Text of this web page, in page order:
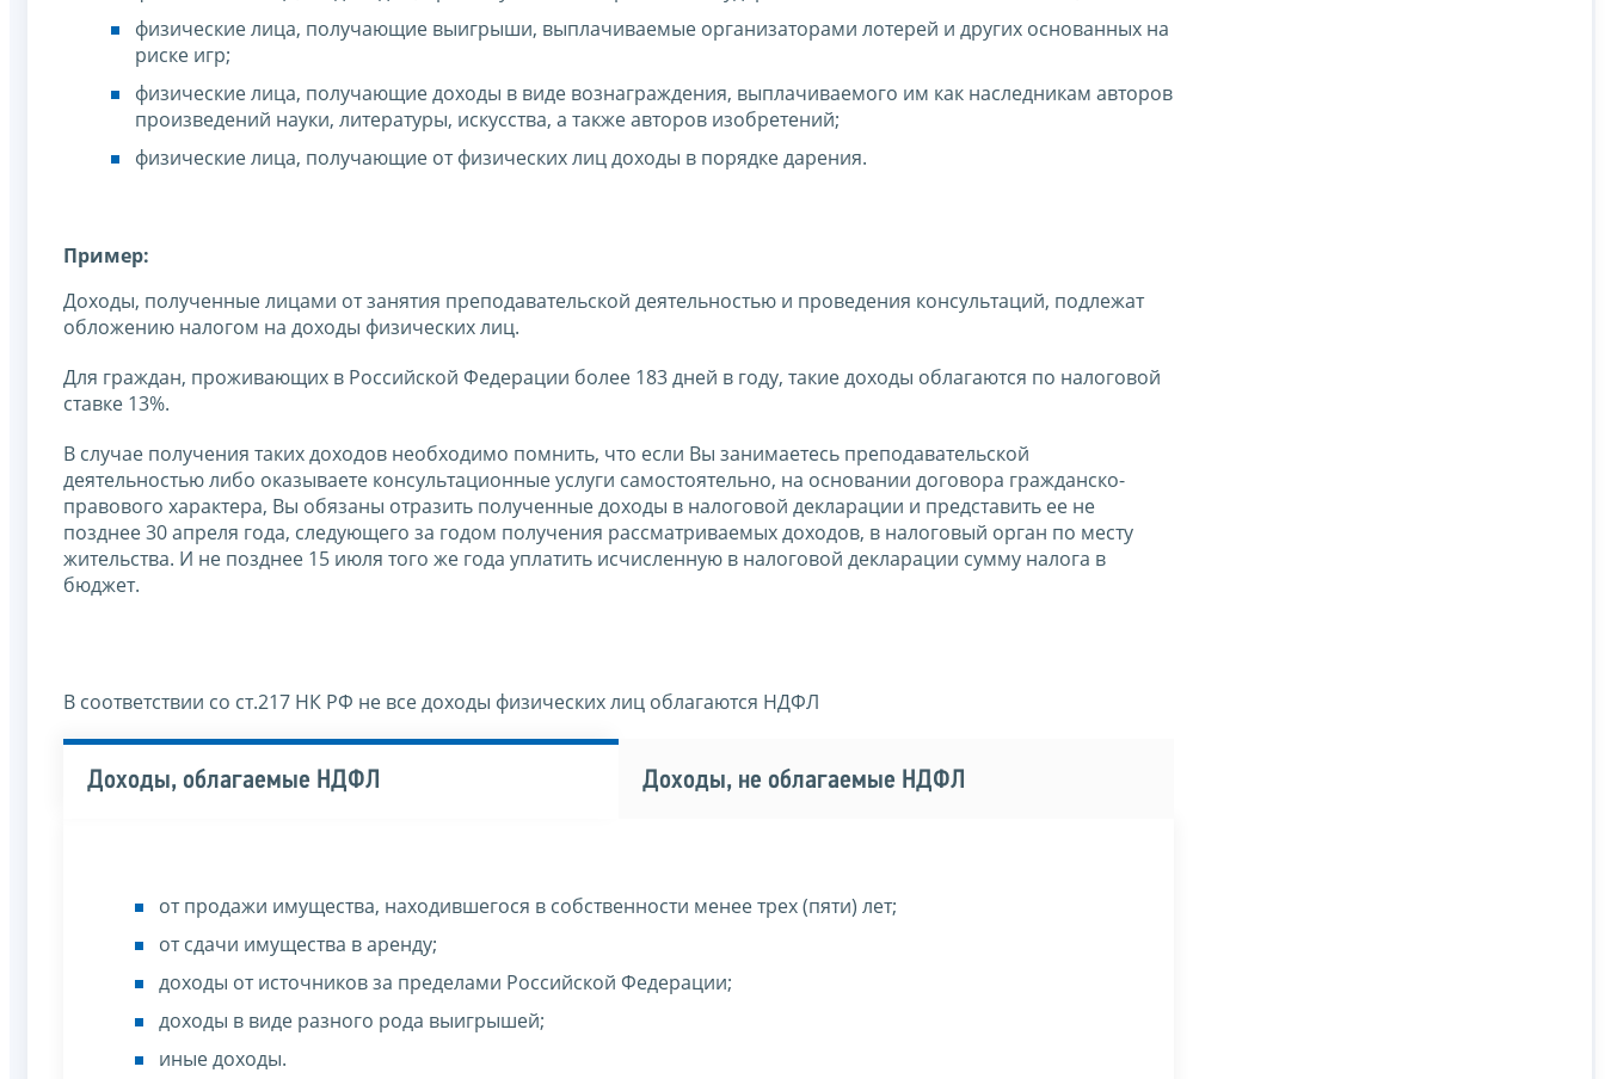
физические лица, получающие выигрыши, выплачиваемые организаторами лотерей и других основанных на
риске игр;
физические лица, получающие доходы в виде вознаграждения, выплачиваемого им как наследникам авторов
произведений науки, литературы, искусства, а также авторов изобретений;
физические лица, получающие от физических лиц доходы в порядке дарения.
Пример:
Доходы, полученные лицами от занятия преподавательской деятельностью и проведения консультаций, подлежат
обложению налогом на доходы физических лиц.
Для граждан, проживающих в Российской Федерации более 183 дней в году, такие доходы облагаются по налоговой
ставке 13%.
В случае получения таких доходов необходимо помнить, что если Вы занимаетесь преподавательской
деятельностью либо оказываете консультационные услуги самостоятельно, на основании договора гражданско-
правового характера, Вы обязаны отразить полученные доходы в налоговой декларации и представить ее не
позднее 30 апреля года, следующего за годом получения рассматриваемых доходов, в налоговый орган по месту
жительства. И не позднее 15 июля того же года уплатить исчисленную в налоговой декларации сумму налога в
бюджет.
В соответствии со ст.217 НК РФ не все доходы физических лиц облагаются НДФЛ
Доходы, облагаемые НДФЛ Доходы, не облагаемые НДФЛ
от продажи имущества, находившегося в собственности менее трех (пяти) лет;
от сдачи имущества в аренду;
доходы от источников за пределами Российской Федерации;
доходы в виде разного рода выигрышей;
иные доходы.